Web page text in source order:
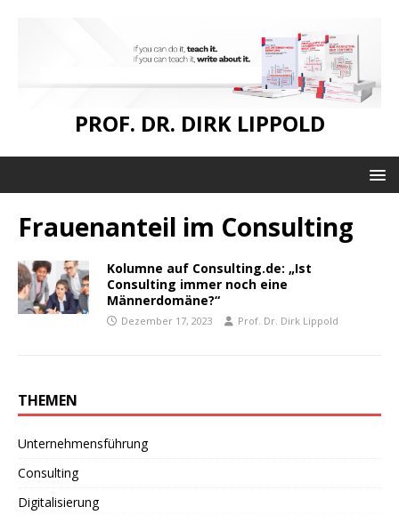
PROF. DR. DIRK LIPPOLD
Frauenanteil im Consulting
Kolumne auf Consulting.de: „Ist
Consulting immer noch eine
Männerdomäne?“
Dezember 17, 2023 Prof. Dr. Dirk Lippold
THEMEN
Unternehmensführung
Consulting
Digitalisierung